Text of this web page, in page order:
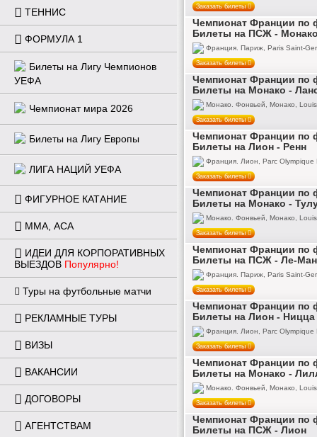
Заказать билеты
Чемпионат Франции по
Билеты на ПСЖ -
Франция. Париж, Paris Saint-
Заказать билеты
Чемпионат Франции по
Билеты на Монако -
Монако. Фонвьей, Монако,
Заказать билеты
Чемпионат Франции по
Билеты на Лион - Ренн
Франция. Лион, Parc Olympique
Заказать билеты
Чемпионат Франции по
Билеты на Монако -
Монако. Фонвьей, Монако,
Заказать билеты
Чемпионат Франции по
Билеты на ПСЖ - Ле-Ман
Франция. Париж, Paris Saint-
Заказать билеты
Чемпионат Франции по
Билеты на Лион - Ницца
Франция. Лион, Parc Olympique
Заказать билеты
Чемпионат Франции по
Билеты на Монако -
Монако. Фонвьей, Монако,
Заказать билеты
Чемпионат Франции по
Билеты на ПСЖ - Лион
ТЕННИС
ФОРМУЛА 1
Билеты на Лигу Чемпионов
УЕФА
Чемпионат мира 2026
Билеты на Лигу Европы
ЛИГА НАЦИЙ УЕФА
ФИГУРНОЕ КАТАНИЕ
ММА, ACA
ИДЕИ ДЛЯ КОРПОРАТИВНЫХ
ВЫЕЗДОВ Популярно!
Туры на футбольные матчи
РЕКЛАМНЫЕ ТУРЫ
ВИЗЫ
ВАКАНСИИ
ДОГОВОРЫ
АГЕНТСТВАМ